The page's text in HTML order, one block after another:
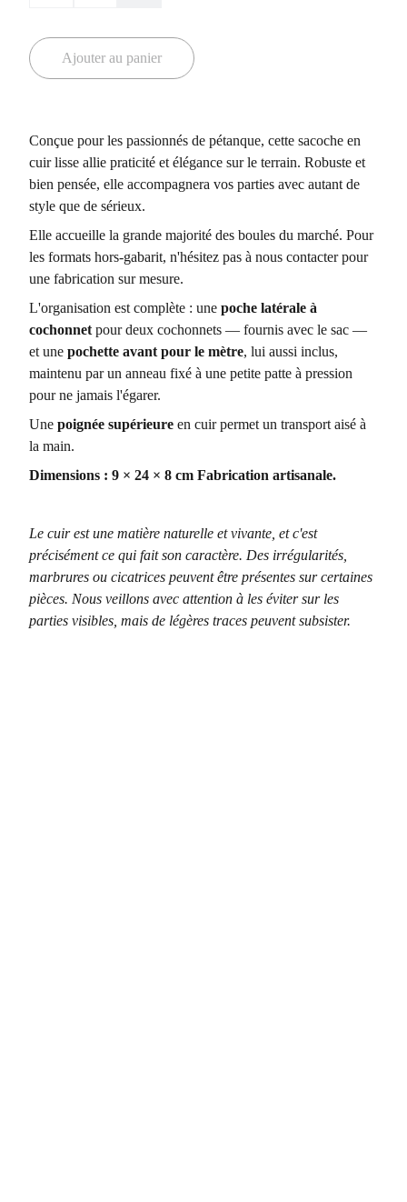
Ajouter au panier
Conçue pour les passionnés de pétanque, cette sacoche en
cuir lisse allie praticité et élégance sur le terrain. Robuste et
bien pensée, elle accompagnera vos parties avec autant de
style que de sérieux.
Elle accueille la grande majorité des boules du marché. Pour
les formats hors-gabarit, n'hésitez pas à nous contacter pour
une fabrication sur mesure.
L'organisation est complète : une poche latérale à
cochonnet pour deux cochonnets — fournis avec le sac —
et une pochette avant pour le mètre, lui aussi inclus,
maintenu par un anneau fixé à une petite patte à pression
pour ne jamais l'égarer.
Une poignée supérieure en cuir permet un transport aisé à
la main.
Dimensions : 9 × 24 × 8 cm Fabrication artisanale.
Le cuir est une matière naturelle et vivante, et c'est
précisément ce qui fait son caractère. Des irrégularités,
marbrures ou cicatrices peuvent être présentes sur certaines
pièces. Nous veillons avec attention à les éviter sur les
parties visibles, mais de légères traces peuvent subsister.